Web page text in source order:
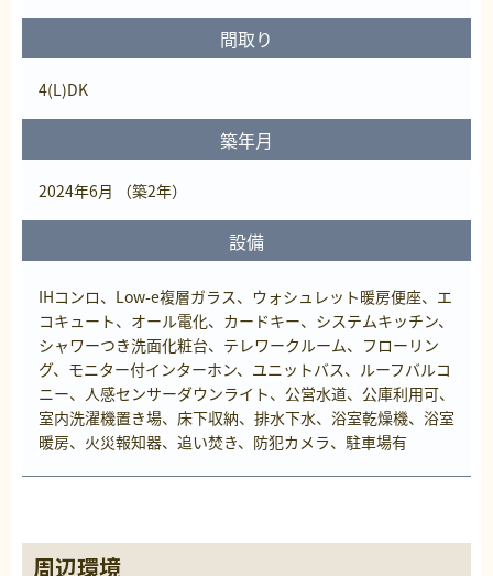
間取り
4(L)DK
築年月
2024年6月 （築2年）
設備
IHコンロ、Low-e複層ガラス、ウォシュレット暖房便座、エ
コキュート、オール電化、カードキー、システムキッチン、
シャワーつき洗面化粧台、テレワークルーム、フローリン
グ、モニター付インターホン、ユニットバス、ルーフバルコ
ニー、人感センサーダウンライト、公営水道、公庫利用可、
室内洗濯機置き場、床下収納、排水下水、浴室乾燥機、浴室
暖房、火災報知器、追い焚き、防犯カメラ、駐車場有
周辺環境